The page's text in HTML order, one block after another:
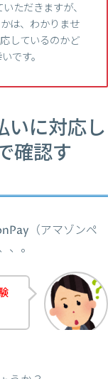
ただきますが、
は、わかりませ
しているのかど
です。
いに対応し
確認す
（アマゾンペ
。